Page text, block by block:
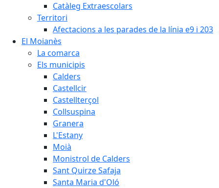
Catàleg Extraescolars
Territori
Afectacions a les parades de la línia e9 i 203
El Moianès
La comarca
Els municipis
Calders
Castellcir
Castellterçol
Collsuspina
Granera
L'Estany
Moià
Monistrol de Calders
Sant Quirze Safaja
Santa Maria d'Oló